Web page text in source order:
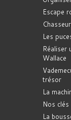
Escape
Les
Réaliser
Wallace
trésor
La
Nos clés
La